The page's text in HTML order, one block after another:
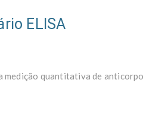
ELISA
medição quantitativa de